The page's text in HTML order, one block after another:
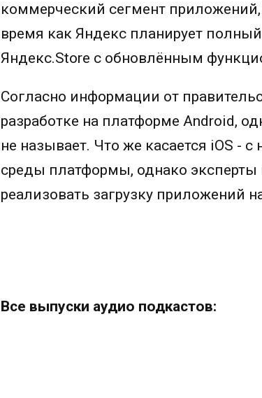
коммерческий сегмент
время как Яндекс планирует
Яндекс.Store с обновлённым
Согласно информации от
разработке на платформе Android,
не называет. Что же касается iOS -
среды платформы, однако
реализовать загрузку приложений
Все выпуски аудио подкастов: